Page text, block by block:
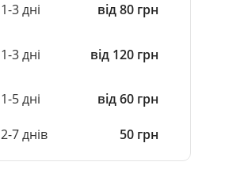
1-3 дні від 80 грн
1-3 дні від 120 грн
1-5 дні від 60 грн
2-7 днів 50 грн